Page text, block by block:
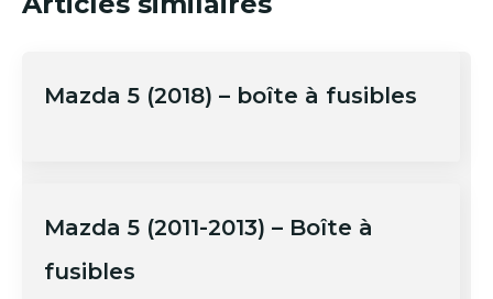
Mazda 5 (2018) – boîte à fusibles
Mazda 5 (2011-2013) – Boîte à
fusibles